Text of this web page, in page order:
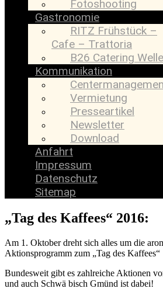
Fotoshooting
Gastronomie
RITZ Frühstück –
Cafe – Trattoria
B26 Catering
Kommunikation
Vermietung
Presseartikel
Newsletter
Download
Anfahrt
Impressum
Datenschutz
Sitemap
„Tag des Kaffees“ 2016:
Am 1. Oktober dreht sich alles um die
Aktionsprogramm zum „Tag des Kaffees“
Bundesweit gibt es zahlreiche Aktionen
und auch Schwä bisch Gmünd ist dabei!